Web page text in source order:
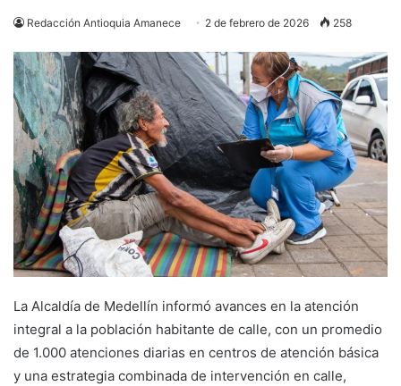
Redacción Antioquia Amanece 2 de febrero de 2026 258
La Alcaldía de Medellín informó avances en la atención
integral a la población habitante de calle, con un promedio
de 1.000 atenciones diarias en centros de atención básica
y una estrategia combinada de intervención en calle,